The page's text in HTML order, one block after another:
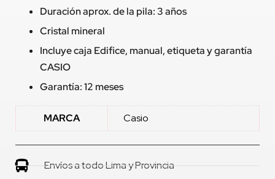
Duración aprox. de la pila: 3 años
Cristal mineral
Incluye caja Edifice, manual, etiqueta y garantía
CASIO
Garantía: 12 meses
MARCA Casio
Envíos a todo Lima y Provincia